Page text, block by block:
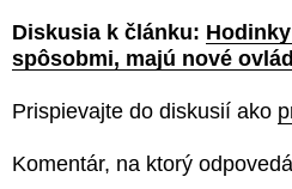
Diskusia k článku:
spôsobmi, majú nové
Prispievajte do diskusií ako
Komentár, na ktorý